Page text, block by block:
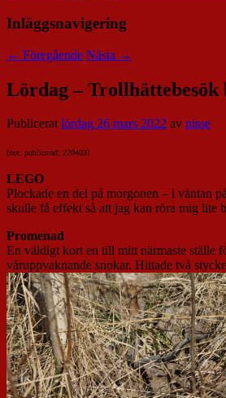
Inläggsnavigering
← Föregående Nästa →
Lördag – Trollhättebesök
Publiceratlördag 26 mars 2022 av nisse
[not: publicerad: 220403]
LEGO
Plockade en del på morgonen – i väntan
skulle få effekt så att jag kan röra mig lite
Promenad
En väldigt kort en till mitt närmaste ställe
våruppvaknande snokar. Hittade två